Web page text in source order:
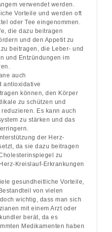
verwendet werden.
Vorteile und werden oft
oder Tee eingenommen.
die dazu beitragen
und den Appetit zu
beitragen, die Leber- und
und Entzündungen im
auch
antioxidative
können, den Körper
zu schützen und
Es kann auch
zu stärken und das
der Herz-
da sie dazu beitragen
zu
Kreislauf-Erkrankungen
gesundheitliche Vorteile,
von vielen
wichtig, dass man sich
mit einem Arzt oder
berät, da es
Medikamenten haben